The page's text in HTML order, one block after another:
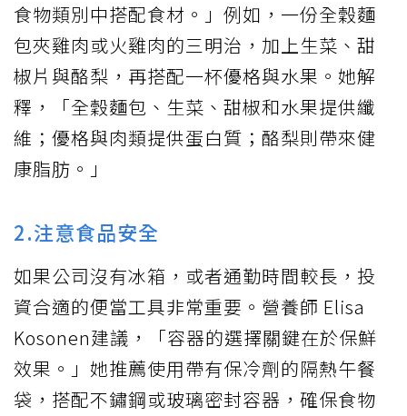
食物類別中搭配食材。」例如，一份全穀麵
包夾雞肉或火雞肉的三明治，加上生菜、甜
椒片與酪梨，再搭配一杯優格與水果。她解
釋，「全穀麵包、生菜、甜椒和水果提供纖
維；優格與肉類提供蛋白質；酪梨則帶來健
康脂肪。」
2.注意食品安全
如果公司沒有冰箱，或者通勤時間較長，投
資合適的便當工具非常重要。營養師 Elisa
Kosonen建議，「容器的選擇關鍵在於保鮮
效果。」她推薦使用帶有保冷劑的隔熱午餐
袋，搭配不鏽鋼或玻璃密封容器，確保食物